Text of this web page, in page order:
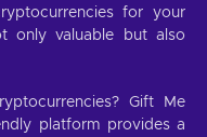
for your
only valuable but also
Gift Me
platform provides a